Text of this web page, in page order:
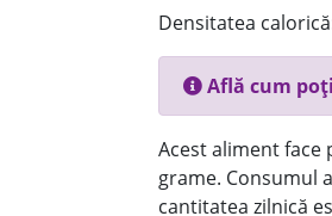
Densitatea
Află cum
Acest aliment face
grame. Consumul
cantitatea zilnică